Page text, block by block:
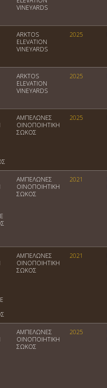
VINEYARDS
ARKTOS
ELEVATION
VINEYARDS
2025
ARKTOS
ELEVATION
VINEYARDS
2025
ΑΜΠΕΛΩΝΕΣ
ΟΙΝΟΠΟΙΗΤΙΚΗ
ΣΩΚΟΣ
2025
ΑΜΠΕΛΩΝΕΣ
ΟΙΝΟΠΟΙΗΤΙΚΗ
ΣΩΚΟΣ
2021
ΑΜΠΕΛΩΝΕΣ
ΟΙΝΟΠΟΙΗΤΙΚΗ
ΣΩΚΟΣ
2021
ΑΜΠΕΛΩΝΕΣ
ΟΙΝΟΠΟΙΗΤΙΚΗ
ΣΩΚΟΣ
2025